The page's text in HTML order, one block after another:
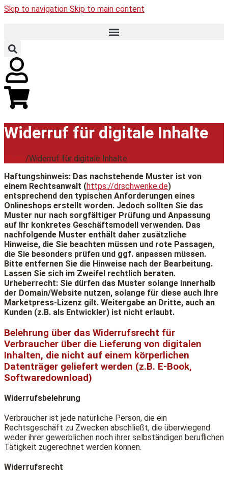
Skip to navigation Skip to main content
Widerruf für digitale Inhalte
/Widerruf für digitale Inhalte
Haftungshinweis: Das nachstehende Muster ist von
einem Rechtsanwalt (https://drschwenke.de)
entsprechend den typischen Anforderungen eines
Onlineshops erstellt worden. Jedoch sollten Sie das
Muster nur nach sorgfältiger Prüfung und Anpassung
auf Ihr konkretes Geschäftsmodell verwenden. Das
nachfolgende Muster enthält daher zusätzliche
Hinweise, die Sie beachten müssen und rote Passagen,
die Sie besonders prüfen und ggf. anpassen müssen.
Bitte entfernen Sie die Hinweise nach der Bearbeitung.
Lassen Sie sich im Zweifel rechtlich beraten.
Urheberrecht: Sie dürfen das Muster solange innerhalb
der Domain/Website nutzen, solange für diese auch Ihre
Marketpress-Lizenz gilt. Weitergabe an Dritte, auch an
Kunden (z.B. als Entwickler) ist nicht erlaubt.
Belehrung über das Widerrufsrecht für
Verbraucher über die Lieferung von digitalen
Inhalten, die nicht auf einem körperlichen
Datenträger geliefert werden (z.B. E-Book,
Softwaredownload)
Widerrufsbelehrung
Verbraucher ist jede natürliche Person, die ein
Rechtsgeschäft zu Zwecken abschließt, die überwiegend
weder ihrer gewerblichen noch ihrer selbständigen beruflichen
Tätigkeit zugerechnet werden können.
Widerrufsrecht